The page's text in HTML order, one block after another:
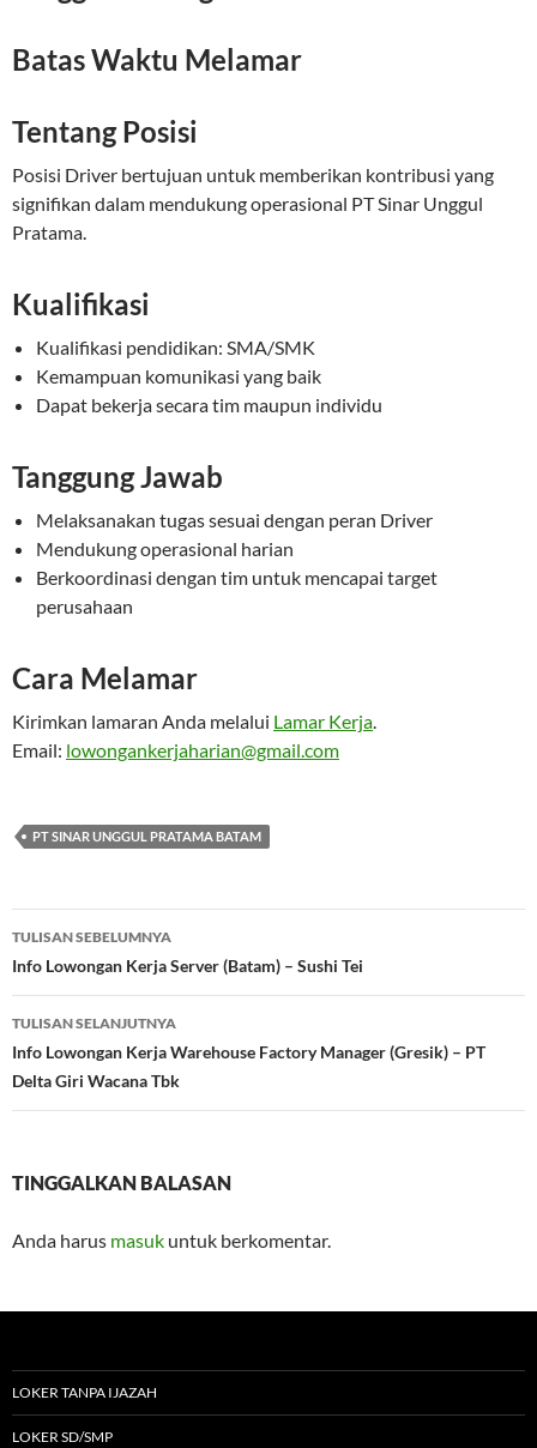
Batas Waktu Melamar
Tentang Posisi
Posisi Driver bertujuan untuk memberikan kontribusi yang
signifikan dalam mendukung operasional PT Sinar Unggul
Pratama.
Kualifikasi
Kualifikasi pendidikan: SMA/SMK
Kemampuan komunikasi yang baik
Dapat bekerja secara tim maupun individu
Tanggung Jawab
Melaksanakan tugas sesuai dengan peran Driver
Mendukung operasional harian
Berkoordinasi dengan tim untuk mencapai target
perusahaan
Cara Melamar
Kirimkan lamaran Anda melalui Lamar Kerja.
Email: lowongankerjaharian@gmail.com
PT SINAR UNGGUL PRATAMA BATAM
Navigasi
Tulisan
TULISAN SEBELUMNYA
Info Lowongan Kerja Server (Batam) – Sushi Tei
TULISAN SELANJUTNYA
Info Lowongan Kerja Warehouse Factory Manager (Gresik) – PT
Delta Giri Wacana Tbk
TINGGALKAN BALASAN
Anda harus masuk untuk berkomentar.
LOKER TANPA IJAZAH
LOKER SD/SMP